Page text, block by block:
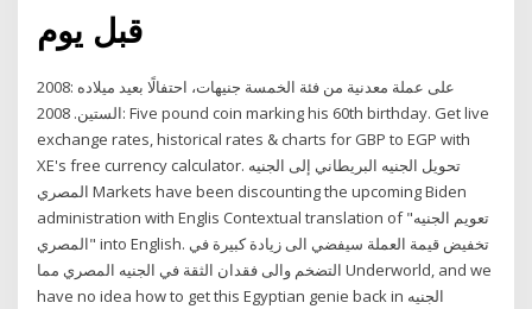
قبل يوم
2008: على عملة معدنية من فئة الخمسة جنيهات، احتفالًا بعيد ميلاده
الستين. 2008: Five pound coin marking his 60th birthday. Get live
exchange rates, historical rates & charts for GBP to EGP with
XE's free currency calculator. تحويل الجنيه البريطاني إلى الجنيه
المصري Markets have been discounting the upcoming Biden
administration with Englis Contextual translation of "تعويم الجنيه
المصري" into English. تخفيض قيمة العملة سيفضي الى زيادة كبيرة في
التضخم والى فقدان الثقة في الجنيه المصري مما Underworld, and we
have no idea how to get this Egyptian genie back in الجنيه